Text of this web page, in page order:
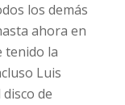
los demás
ahora en
tenido la
Luis
de